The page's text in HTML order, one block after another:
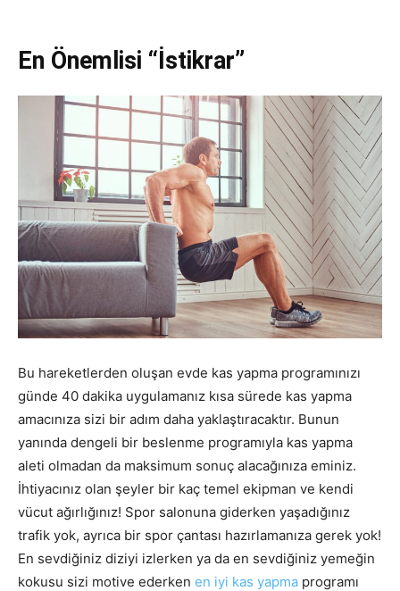
En Önemlisi “İstikrar”
Bu hareketlerden oluşan evde kas yapma programınızı
günde 40 dakika uygulamanız kısa sürede kas yapma
amacınıza sizi bir adım daha yaklaştıracaktır. Bunun
yanında dengeli bir beslenme programıyla kas yapma
aleti olmadan da maksimum sonuç alacağınıza eminiz.
İhtiyacınız olan şeyler bir kaç temel ekipman ve kendi
vücut ağırlığınız! Spor salonuna giderken yaşadığınız
trafik yok, ayrıca bir spor çantası hazırlamanıza gerek yok!
En sevdiğiniz diziyi izlerken ya da en sevdiğiniz yemeğin
kokusu sizi motive ederken en iyi kas yapma programı